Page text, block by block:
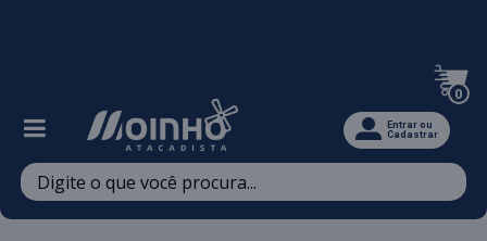
0
Entrar ou
Cadastrar